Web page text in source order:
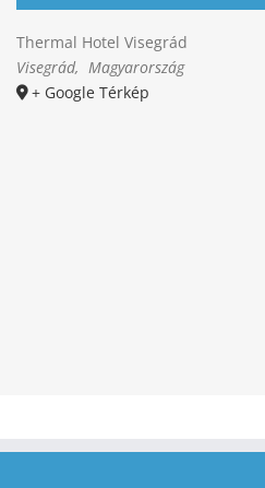
Thermal Hotel Visegrád
Visegrád, Magyarország
+ Google Térkép